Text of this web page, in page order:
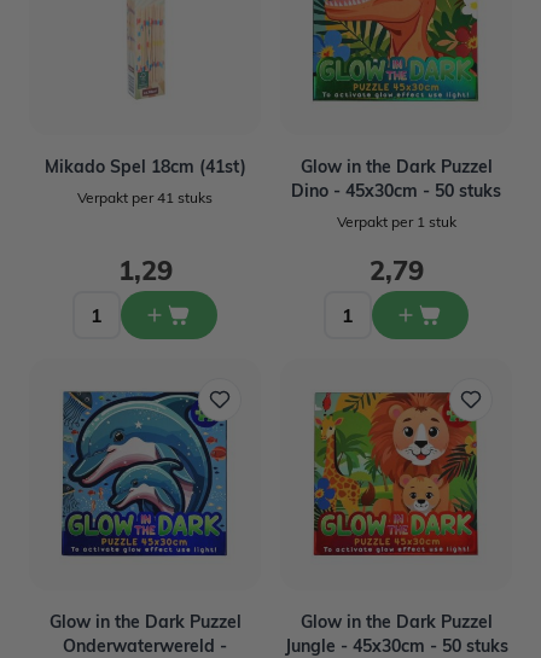
Mikado Spel 18cm (41st)
Verpakt per 41 stuks
1,29
Glow in the Dark Puzzel
Dino - 45x30cm - 50 stuks
Verpakt per 1 stuk
2,79
Glow in the Dark Puzzel
Onderwaterwereld -
Glow in the Dark Puzzel
Jungle - 45x30cm - 50 stuks